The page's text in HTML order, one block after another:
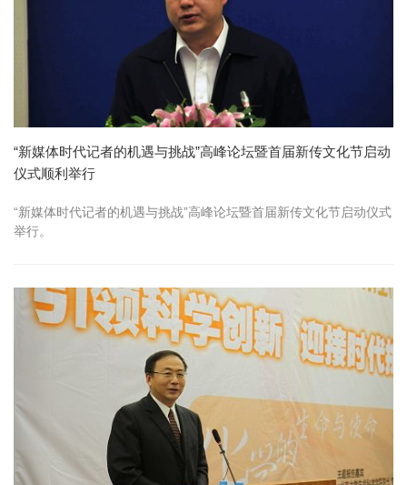
“新媒体时代记者的机遇与挑战”高峰论坛暨首届新传文化节启动
仪式顺利举行
“新媒体时代记者的机遇与挑战”高峰论坛暨首届新传文化节启动仪式
举行。